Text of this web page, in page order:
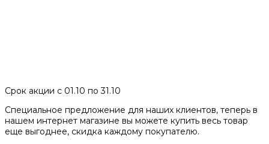
Срок акции с 01.10 по 31.10
Специальное предложение для наших клиентов, теперь в
нашем интернет магазине вы можете купить весь товар
еще выгоднее, скидка каждому покупателю.